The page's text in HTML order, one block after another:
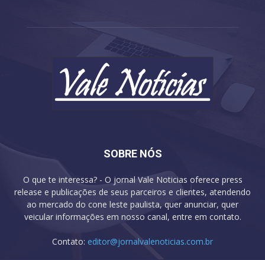
SOBRE NÓS
O que te interessa? - O jornal Vale Noticias oferece press
release e publicações de seus parceiros e clientes, atendendo
ao mercado do cone leste paulista, quer anunciar, quer
veicular informações em nosso canal, entre em contato.
Contato: editor@jornalvalenoticias.com.br